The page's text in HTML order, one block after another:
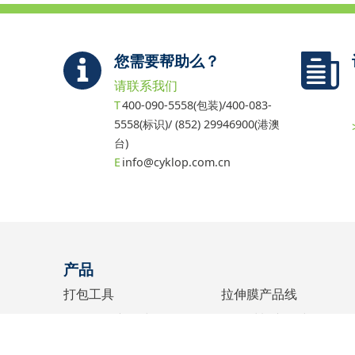
您需要帮助么？
请联系我们
400-090-5558(包装)/400-083-
5558(标识)/ (852) 29946900(港澳
台)
info@cyklop.com.cn
产品
打包工具
打包工具产品线
拉伸膜产品线
打包材料产品线